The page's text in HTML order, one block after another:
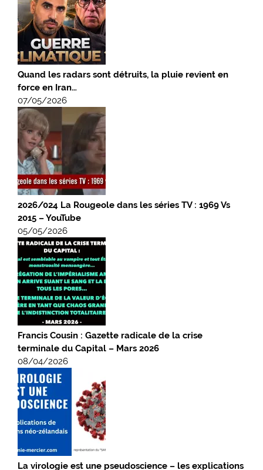
Quand les radars sont détruits, la pluie revient en
force en Iran…
07/05/2026
2026/024 La Rougeole dans les séries TV : 1969 Vs
2015 – YouTube
05/05/2026
Francis Cousin : Gazette radicale de la crise
terminale du Capital – Mars 2026
08/04/2026
La virologie est une pseudoscience – les explications